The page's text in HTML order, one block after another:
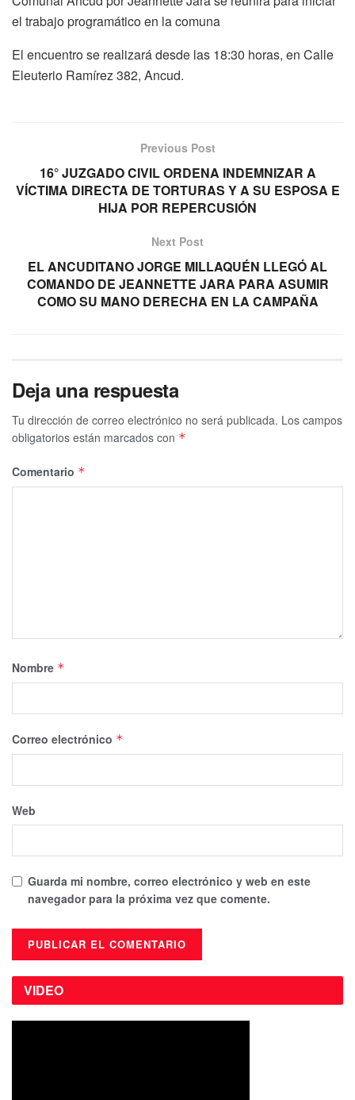
el trabajo programático en la comuna
El encuentro se realizará desde las 18:30 horas, en Calle
Eleuterio Ramírez 382, Ancud.
Previous Post
16° JUZGADO CIVIL ORDENA INDEMNIZAR A
VÍCTIMA DIRECTA DE TORTURAS Y A SU ESPOSA E
HIJA POR REPERCUSIÓN
Next Post
EL ANCUDITANO JORGE MILLAQUÉN LLEGÓ AL
COMANDO DE JEANNETTE JARA PARA ASUMIR
COMO SU MANO DERECHA EN LA CAMPAÑA
Deja una respuesta
Tu dirección de correo electrónico no será publicada. Los campos
obligatorios están marcados con *
Comentario *
Nombre *
Correo electrónico *
Web
Guarda mi nombre, correo electrónico y web en este
navegador para la próxima vez que comente.
VIDEO